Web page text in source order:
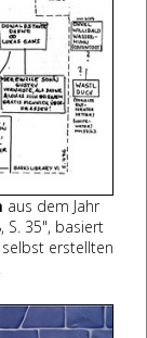
aus dem Jahr
S. 35", basiert
erstellten